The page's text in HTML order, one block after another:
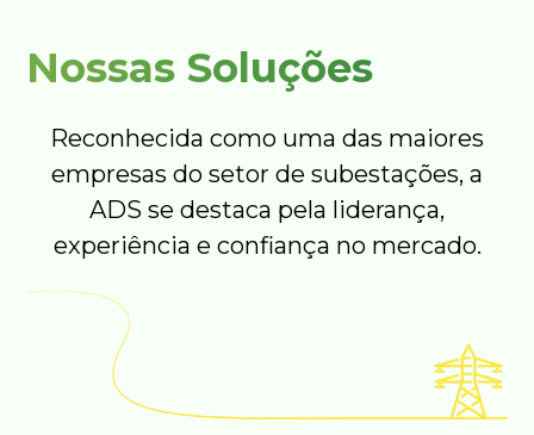
Nossas Soluções
Reconhecida como uma das maiores
empresas do setor de subestações, a
ADS se destaca pela liderança,
experiência e confiança no mercado.